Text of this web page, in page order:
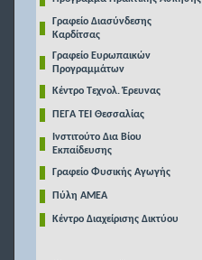
Γραφείο Διασύνδεσης
Καρδίτσας
Γραφείο Ευρωπαικών
Προγραμμάτων
Κέντρο Τεχνολ. Έρευνας
ΠΕΓΑ ΤΕΙ Θεσσαλίας
Ινστιτούτο Δια Βίου
Εκπαίδευσης
Γραφείο Φυσικής Αγωγής
Πύλη ΑΜΕΑ
Κέντρο Διαχείρισης Δικτύου